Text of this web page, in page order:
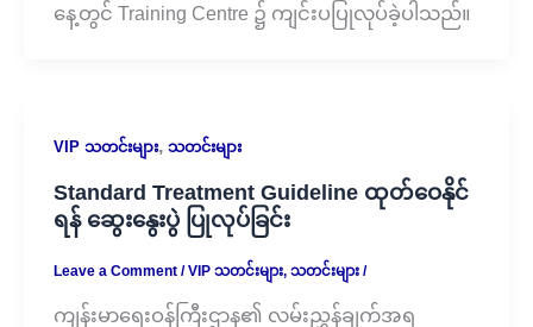
နေ့တွင် Training Centre ၌ ကျင်းပပြုလုပ်ခဲ့ပါသည်။
VIP သတင်းများ, သတင်းများ
Standard Treatment Guideline ထုတ်ဝေနိုင်
ရန် ဆွေးနွေးပွဲ ပြုလုပ်ခြင်း
Leave a Comment /VIP သတင်းများ, သတင်းများ/
ကျန်းမာရေးဝန်ကြီးဌာန၏ လမ်းညွှန်ချက်အရ